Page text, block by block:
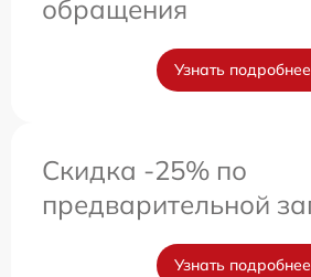
обращения
Узнать подробнее
Скидка -25% по
предварительной
Узнать подробнее